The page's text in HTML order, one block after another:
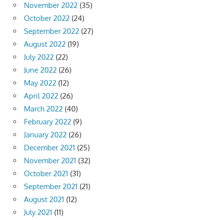
November 2022 (35)
October 2022 (24)
September 2022 (27)
August 2022 (19)
July 2022 (22)
June 2022 (26)
May 2022 (12)
April 2022 (26)
March 2022 (40)
February 2022 (9)
January 2022 (26)
December 2021 (25)
November 2021 (32)
October 2021 (31)
September 2021 (21)
August 2021 (12)
July 2021 (11)